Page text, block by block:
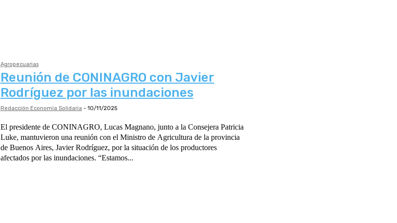
Agropecuarias
Reunión de CONINAGRO con Javier
Rodríguez por las inundaciones
Redacción Economía Solidaria - 10/11/2025
El presidente de CONINAGRO, Lucas Magnano, junto a la Consejera Patricia
Luke, mantuvieron una reunión con el Ministro de Agricultura de la provincia
de Buenos Aires, Javier Rodríguez, por la situación de los productores
afectados por las inundaciones. “Estamos...